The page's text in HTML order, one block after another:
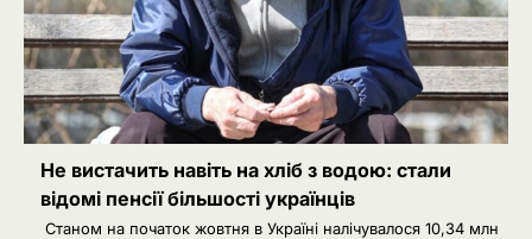
Не вистачить навіть на хліб з водою: стали
відомі пенсії більшості українців
Станом на початок жовтня в Україні налічувалося 10,34 млн